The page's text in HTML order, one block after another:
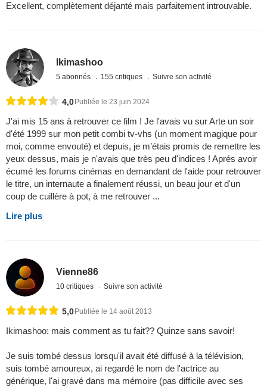
Excellent, complètement déjanté mais parfaitement introuvable.
Ikimashoo
5 abonnés 155 critiques Suivre son activité
4,0Publiée le 23 juin 2024
J'ai mis 15 ans à retrouver ce film ! Je l'avais vu sur Arte un soir
d'été 1999 sur mon petit combi tv-vhs (un moment magique pour
moi, comme envouté) et depuis, je m’étais promis de remettre les
yeux dessus, mais je n'avais que très peu d'indices ! Aprés avoir
écumé les forums cinémas en demandant de l'aide pour retrouver
le titre, un internaute a finalement réussi, un beau jour et d'un
coup de cuillère à pot, à me retrouver ...
Lire plus
Vienne86
10 critiques Suivre son activité
5,0Publiée le 14 août 2013
Ikimashoo: mais comment as tu fait?? Quinze sans savoir!
Je suis tombé dessus lorsqu'il avait été diffusé à la télévision,
suis tombé amoureux, ai regardé le nom de l'actrice au
générique, l'ai gravé dans ma mémoire (pas difficile avec ses